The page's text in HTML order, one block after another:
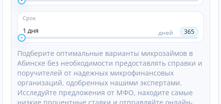
Срок
1 дня дней 365
Подберите оптимальные варианты микрозаймов в
Абинске без необходимости предоставлять справки и
поручителей от надежных микрофинансовых
организаций, одобренных нашими экспертами.
Исследуйте предложения от МФО, находите самые